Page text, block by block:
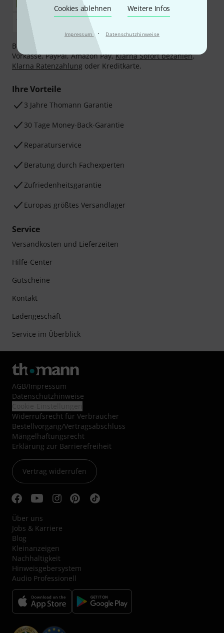
Cookies ablehnen Weitere Infos
Impressum · Datenschutzhinweise
Bezahlen Sie vertraulich und sicher per Nachnahme,
Vorkasse, PayPal, Amazon Pay,Klarna Sofort bezahlen,
Klarna Ratenzahlung oder Kreditkarte.
Ihre Vorteile
3 Jahre Thomann Garantie
30 Tage Money-Back-Garantie
Reparaturservice
Beratung durch Fachexperten
Zufriedenheitsgarantie
Europas größtes Versandlager
Service
Versandkosten und Lieferzeiten
Hilfe-Center
Gutscheine
Kontakt
Ladengeschäft
Service im Überblick
AGB/Impressum
Datenschutzhinweise
Widerrufsrecht für Verbraucher
Bestellvorgang/Vertragsabschluss
Mängelhaftungsrecht
Erklärung zur Barrierefreiheit
Vertrag widerrufen
Über uns
Jobs & Karriere
Blog
Kleinanzeigen
Nachhaltigkeit
Hinweisgebersystem
Audio Professionell